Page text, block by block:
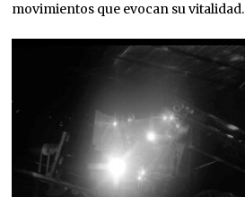
movimientos que evocan su vitalidad.